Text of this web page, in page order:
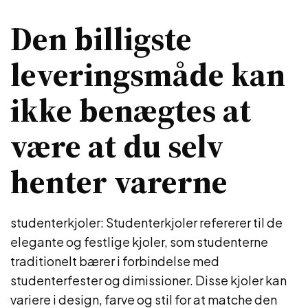
Den billigste
leveringsmåde kan
ikke benægtes at
være at du selv
henter varerne
studenterkjoler: Studenterkjoler refererer til de
elegante og festlige kjoler, som studenterne
traditionelt bærer i forbindelse med
studenterfester og dimissioner. Disse kjoler kan
variere i design, farve og stil for at matche den